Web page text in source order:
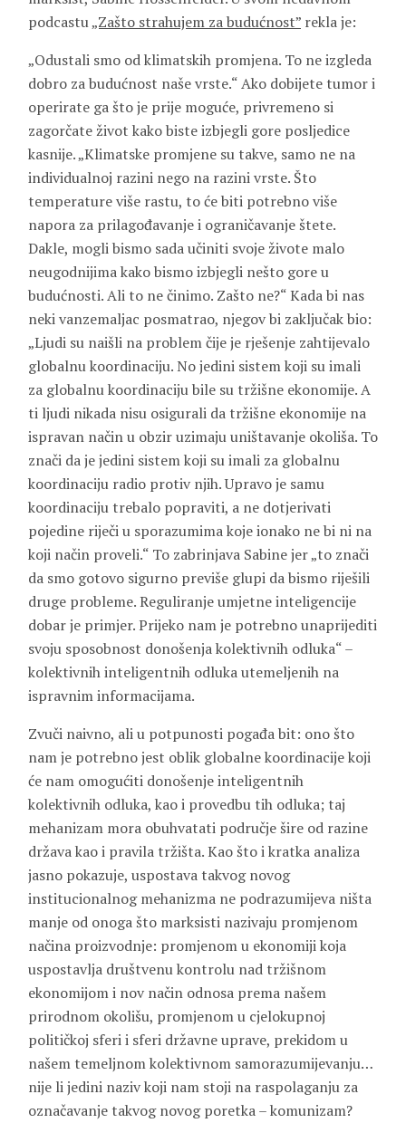
podcastu„Zašto strahujem za budućnost” rekla je:
„Odustali smo od klimatskih promjena. To ne izgleda
dobro za budućnost naše vrste.“ Ako dobijete tumor i
operirate ga što je prije moguće, privremeno si
zagorčate život kako biste izbjegli gore posljedice
kasnije. „Klimatske promjene su takve, samo ne na
individualnoj razini nego na razini vrste. Što
temperature više rastu, to će biti potrebno više
napora za prilagođavanje i ograničavanje štete.
Dakle, mogli bismo sada učiniti svoje živote malo
neugodnijima kako bismo izbjegli nešto gore u
budućnosti. Ali to ne činimo. Zašto ne?“ Kada bi nas
neki vanzemaljac posmatrao, njegov bi zaključak bio:
„Ljudi su naišli na problem čije je rješenje zahtijevalo
globalnu koordinaciju. No jedini sistem koji su imali
za globalnu koordinaciju bile su tržišne ekonomije. A
ti ljudi nikada nisu osigurali da tržišne ekonomije na
ispravan način u obzir uzimaju uništavanje okoliša. To
znači da je jedini sistem koji su imali za globalnu
koordinaciju radio protiv njih. Upravo je samu
koordinaciju trebalo popraviti, a ne dotjerivati
pojedine riječi u sporazumima koje ionako ne bi ni na
koji način proveli.“ To zabrinjava Sabine jer „to znači
da smo gotovo sigurno previše glupi da bismo riješili
druge probleme. Reguliranje umjetne inteligencije
dobar je primjer. Prijeko nam je potrebno unaprijediti
svoju sposobnost donošenja kolektivnih odluka“ –
kolektivnih inteligentnih odluka utemeljenih na
ispravnim informacijama.
Zvuči naivno, ali u potpunosti pogađa bit: ono što
nam je potrebno jest oblik globalne koordinacije koji
će nam omogućiti donošenje inteligentnih
kolektivnih odluka, kao i provedbu tih odluka; taj
mehanizam mora obuhvatati područje šire od razine
država kao i pravila tržišta. Kao što i kratka analiza
jasno pokazuje, uspostava takvog novog
institucionalnog mehanizma ne podrazumijeva ništa
manje od onoga što marksisti nazivaju promjenom
načina proizvodnje: promjenom u ekonomiji koja
uspostavlja društvenu kontrolu nad tržišnom
ekonomijom i nov način odnosa prema našem
prirodnom okolišu, promjenom u cjelokupnoj
političkoj sferi i sferi državne uprave, prekidom u
našem temeljnom kolektivnom samorazumijevanju…
nije li jedini naziv koji nam stoji na raspolaganju za
označavanje takvog novog poretka – komunizam?